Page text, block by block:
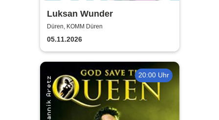
Luksan Wunder
Düren, KOMM Düren
05.11.2026
20:00 Uhr